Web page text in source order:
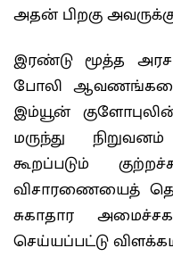
அதன் பிறகு
இரண்டு மூத்த அரச
போலி ஆவணங்களை
இம்யூன்
மருந்து
கூறப்படும்
விசாரணையைத்
சுகாதார
செய்யப்பட்டு